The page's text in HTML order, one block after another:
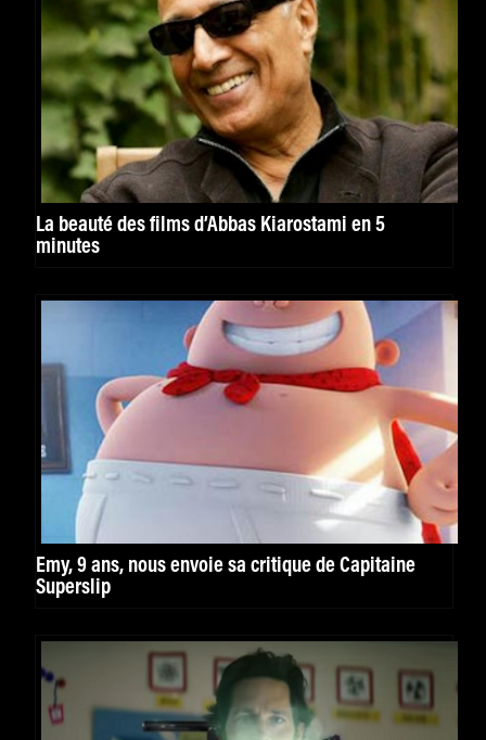
La beauté des films d’Abbas Kiarostami en 5
minutes
Emy, 9 ans, nous envoie sa critique de Capitaine
Superslip